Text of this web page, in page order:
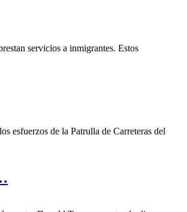
servicios a inmigrantes. Estos
esfuerzos de la Patrulla de Carreteras del